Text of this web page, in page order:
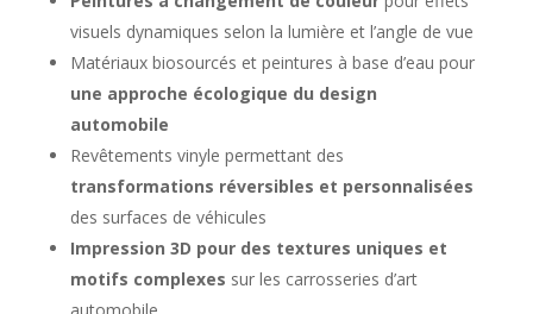
visuels dynamiques selon la lumière et l’angle de vue
Matériaux biosourcés et peintures à base d’eau pour
une approche écologique du design
automobile
Revêtements vinyle permettant des
transformations réversibles et personnalisées
des surfaces de véhicules
Impression 3D pour des textures uniques et
motifs complexes sur les carrosseries d’art